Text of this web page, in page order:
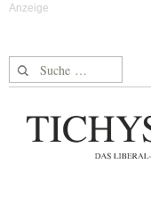
Suche nach: